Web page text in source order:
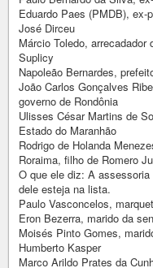
Eduardo Paes (PMDB), ex-
José Dirceu
Márcio Toledo,
Suplicy
Napoleão Bernardes,
João Carlos Gonçalves
governo de Rondônia
Ulisses César Martins de
Estado do Maranhão
Rodrigo de Holanda
Roraima, filho de Romero
O que ele diz: A
dele esteja na lista.
Paulo Vasconcelos,
Eron Bezerra, marido da
Moisés Pinto Gomes,
Humberto Kasper
Marco Arildo Prates da